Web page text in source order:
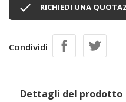
 RICHIEDI UNA
Condividi
Dettagli del prodotto